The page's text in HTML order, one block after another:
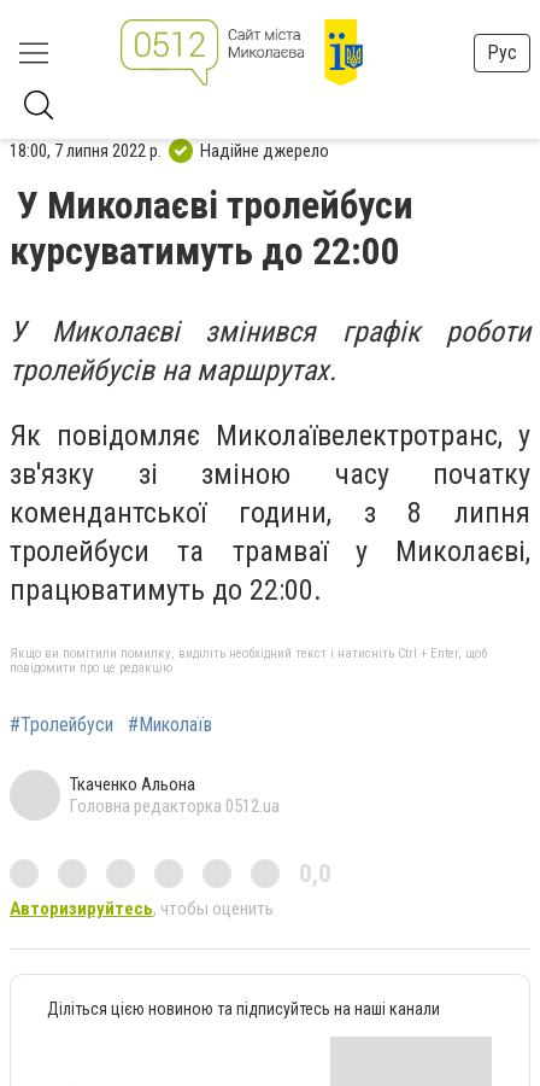
Рус
18:00, 7 липня 2022 р. Надійне джерело
У Миколаєві тролейбуси
курсуватимуть до 22:00
У Миколаєві змінився графік роботи
тролейбусів на маршрутах.
Як повідомляє Миколаївелектротранс, у
зв'язку зі зміною часу початку
комендантської години, з 8 липня
тролейбуси та трамваї у Миколаєві,
працюватимуть до 22:00.
Якщо ви помітили помилку, виділіть необхідний текст і натисніть Ctrl + Enter, щоб
повідомити про це редакцію
#Тролейбуси #Миколаїв
Ткаченко Альона
Головна редакторка 0512.ua
0,0
Авторизируйтесь, чтобы оценить
Діліться цією новиною та підписуйтесь на наші канали